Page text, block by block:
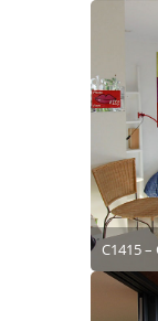
C1415